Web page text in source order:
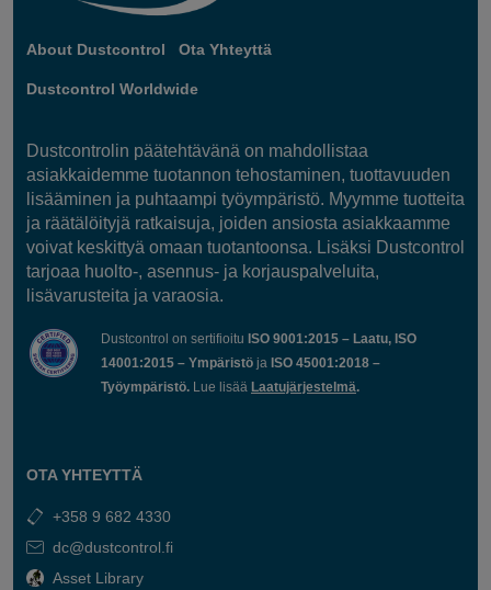
About Dustcontrol Ota Yhteyttä
Dustcontrol Worldwide
Dustcontrolin päätehtävänä on mahdollistaa
asiakkaidemme tuotannon tehostaminen, tuottavuuden
lisääminen ja puhtaampi työympäristö. Myymme tuotteita
ja räätälöityjä ratkaisuja, joiden ansiosta asiakkaamme
voivat keskittyä omaan tuotantoonsa. Lisäksi Dustcontrol
tarjoaa huolto-, asennus- ja korjauspalveluita,
lisävarusteita ja varaosia.
Dustcontrol on sertifioitu ISO 9001:2015 – Laatu, ISO
14001:2015 – Ympäristö ja ISO 45001:2018 –
Työympäristö. Lue lisää Laatujärjestelmä.
OTA YHTEYTTÄ
+358 9 682 4330
dc@dustcontrol.fi
Asset Library